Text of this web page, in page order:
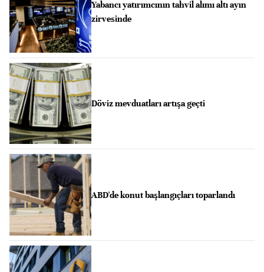
Yabancı yatırımcının tahvil alımı altı ayın
zirvesinde
Döviz mevduatları artışa geçti
ABD'de konut başlangıçları toparlandı